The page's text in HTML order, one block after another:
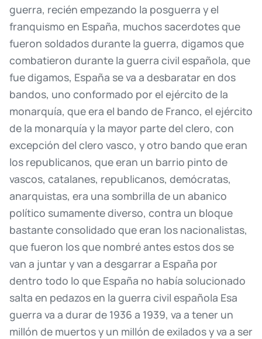
guerra, recién empezando la posguerra yel
franquismo en España, muchos sacerdotesque
fueron soldadosdurante la guerra, digamosque
combatieron durante la guerra civil española, que
fuedigamos, España seva a desbaratar en dos
bandos, uno conformado por el ejército de la
monarquía, queera el bando de Franco, el ejército
de la monarquía y la mayor partedel clero, con
excepción del clero vasco, yotro bando queeran
los republicanos, queeran un barrio pinto de
vascos, catalanes, republicanos, demócratas,
anarquistas, era una sombrilla de un abanico
político sumamentediverso, contra un bloque
bastanteconsolidado queeran los nacionalistas,
quefueron losque nombréantesestosdos se
van a juntar yvan a desgarrar a España por
dentro todo lo que España no había solucionado
salta en pedazosen la guerra civil española Esa
guerra va a durar de 1936 a 1939, va a tener un
millón de muertosy un millón deexiladosyva a ser